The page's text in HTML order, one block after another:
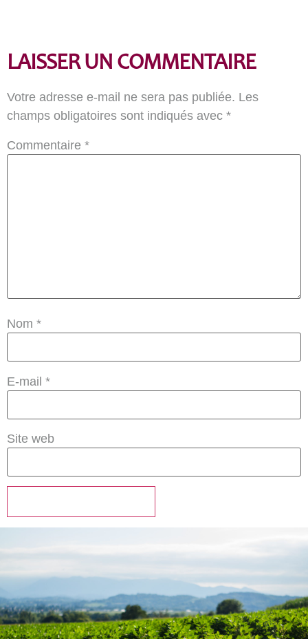
LAISSER UN COMMENTAIRE
Votre adresse e-mail ne sera pas publiée. Les
champs obligatoires sont indiqués avec *
Commentaire *
Nom *
E-mail *
Site web